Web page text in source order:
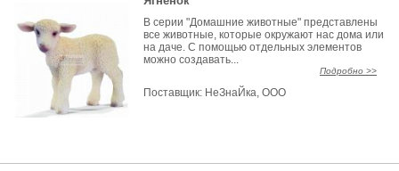
В серии "Домашние животные" представлены
все животные, которые окружают нас дома или
на даче. С помощью отдельных элементов
можно создавать...
Подробно >>
Поставщик: НеЗнаЙка, ООО